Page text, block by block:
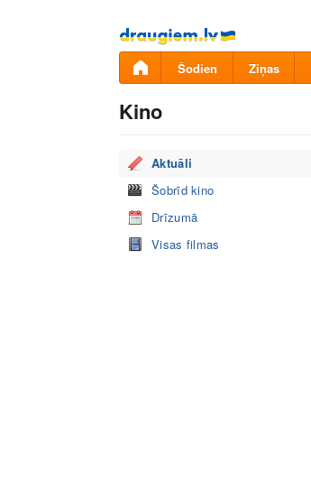
Pāriet
uz
saturu
Šodien Ziņas
Kino
Aktuāli
Šobrīd kino
Drīzumā
Visas filmas